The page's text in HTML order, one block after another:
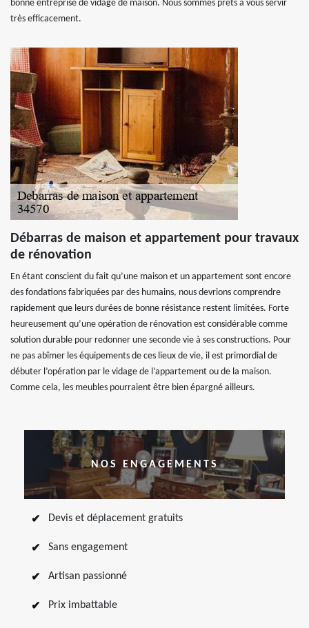
bonne entreprise de vidage de maison. Nous sommes prêts à vous servir
très efficacement.
Débarras de maison et appartement pour travaux
de rénovation
En étant conscient du fait qu’une maison et un appartement sont encore
des fondations fabriquées par des humains, nous devrions comprendre
rapidement que leurs durées de bonne résistance restent limitées. Forte
heureusement qu’une opération de rénovation est considérable comme
solution durable pour redonner une seconde vie à ses constructions. Pour
ne pas abîmer les équipements de ces lieux de vie, il est primordial de
débuter l’opération par le vidage de l’appartement ou de la maison.
Comme cela, les meubles pourraient être bien épargné ailleurs.
NOS ENGAGEMENTS
Devis et déplacement gratuits
Sans engagement
Artisan passionné
Prix imbattable